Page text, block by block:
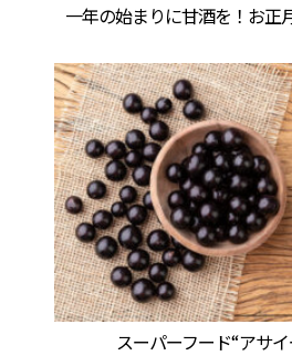
一年の始まりに甘酒を！お正
スーパーフード“アサ